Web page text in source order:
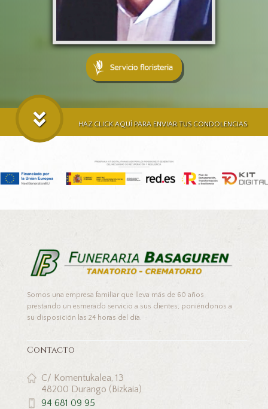
HAZ CLICK AQUÍ PARA ENVIAR TUS CONDOLENCIAS
Somos una empresa familiar que lleva más de 60 años
prestando un esmerado servicio a sus clientes, poniéndonos a
su disposición las 24 horas del día.
Contacto
C/ Komentukalea, 13
48200 Durango (Bizkaia)
94 681 09 95